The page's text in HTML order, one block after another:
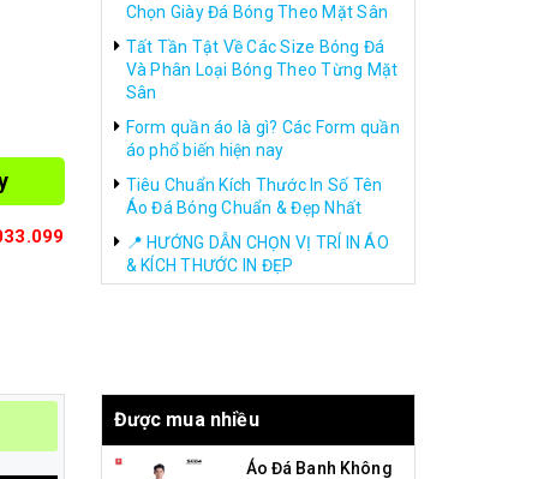
Chọn Giày Đá Bóng Theo Mặt Sân
Tất Tần Tật Về Các Size Bóng Đá
Và Phân Loại Bóng Theo Từng Mặt
Sân
Form quần áo là gì? Các Form quần
áo phổ biến hiện nay
Tiêu Chuẩn Kích Thước In Số Tên
Áo Đá Bóng Chuẩn & Đẹp Nhất
📍 HƯỚNG DẪN CHỌN VỊ TRÍ IN ÁO
& KÍCH THƯỚC IN ĐẸP
Được mua nhiều
Áo Đá Banh Không